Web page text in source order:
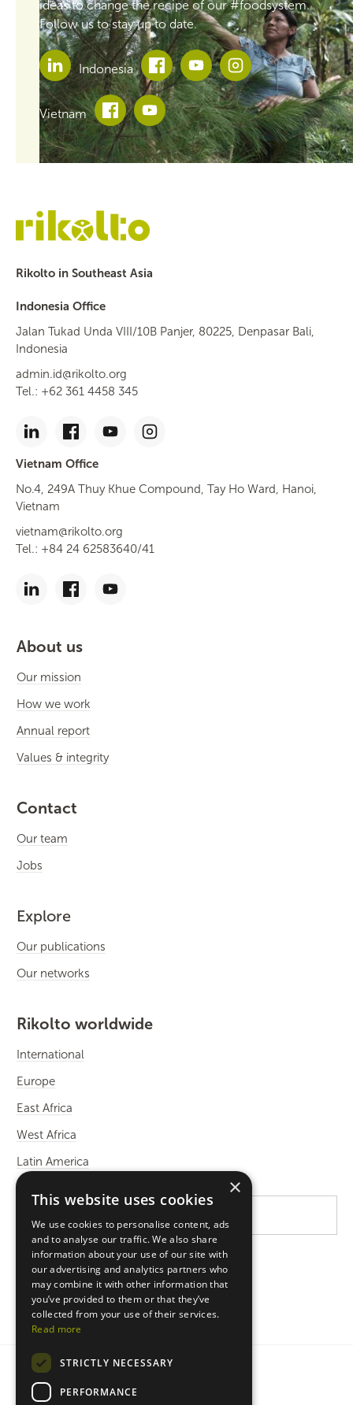
ideas to change the recipe of our #foodsystem.
Follow us to stay up to date.
Indonesia
Vietnam
Rikolto in Southeast Asia
Indonesia Office
Jalan Tukad Unda VIII/10B Panjer, 80225, Denpasar Bali,
Indonesia
admin.id@rikolto.org
Tel.: +62 361 4458 345
Vietnam Office
No.4, 249A Thuy Khue Compound, Tay Ho Ward, Hanoi,
Vietnam
vietnam@rikolto.org
Tel.: +84 24 62583640/41
About us
Our mission
How we work
Annual report
Values & integrity
Contact
Our team
Jobs
Explore
Our publications
Our networks
Rikolto worldwide
International
Europe
East Africa
West Africa
Latin America
Privacy statement Cookie policy
×
This website uses cookies
We use cookies to personalise content, ads
and to analyse our traffic. We also share
information about your use of our site with
our advertising and analytics partners who
may combine it with other information that
you’ve provided to them or that they’ve
collected from your use of their services.
Read more
STRICTLY NECESSARY
PERFORMANCE